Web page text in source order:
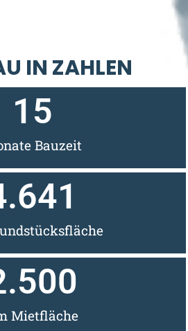
IN ZAHLEN
Bauzeit
15
Mietfläche